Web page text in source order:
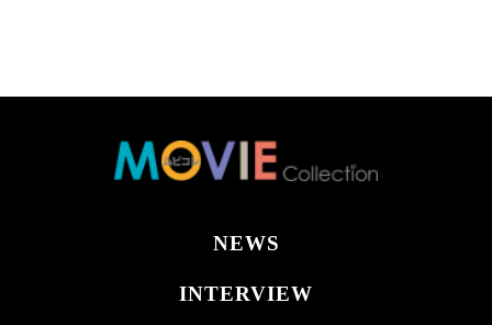
NEWS
INTERVIEW